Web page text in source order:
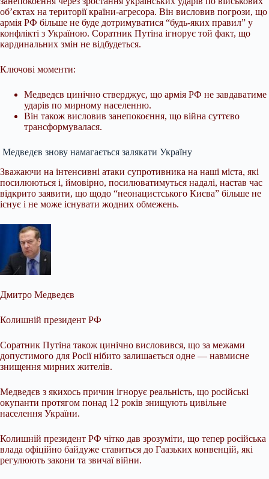
об’єктах на території країни-агресора. Він висловив погрози, що
армія РФ більше не буде дотримуватися “будь-яких правил” у
конфлікті з Україною. Соратник Путіна ігнорує той факт, що
кардинальних змін не відбудеться.
Ключові моменти:
Медведєв цинічно стверджує, що армія РФ не завдаватиме
ударів по мирному населенню.
Він також висловив занепокоєння, що війна суттєво
трансформувалася.
Медведєв знову намагається залякати Україну
Зважаючи на інтенсивні атаки супротивника на наші міста, які
посилюються і, ймовірно, посилюватимуться надалі, настав час
відкрито заявити, що щодо “неонацистського Києва” більше не
існує і не може існувати жодних обмежень.
Дмитро Медведєв
Колишній президент РФ
Соратник Путіна також цинічно висловився, що за межами
допустимого для Росії нібито залишається одне — навмисне
знищення мирних жителів.
Медведєв з якихось причин ігнорує реальність, що російські
окупанти протягом понад 12 років знищують цивільне
населення України.
Колишній президент РФ чітко дав зрозуміти, що тепер російська
влада офіційно байдуже ставиться до Гаазьких конвенцій, які
регулюють закони та звичаї війни.